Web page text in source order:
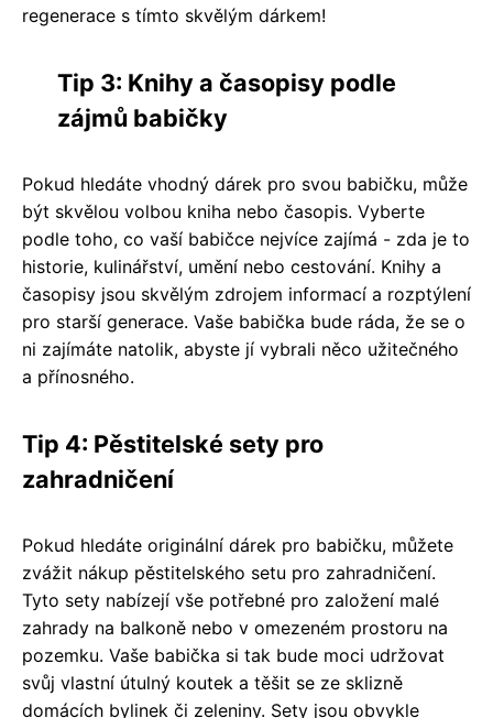
regenerace s tímto skvělým dárkem!
Tip 3: Knihy a časopisy podle
zájmů babičky
Pokud hledáte vhodný dárek pro svou babičku, může
být skvělou volbou kniha nebo časopis. Vyberte
podle toho, co vaší babičce nejvíce zajímá - zda je to
historie, kulinářství, umění nebo cestování. Knihy a
časopisy jsou skvělým zdrojem informací a rozptýlení
pro starší generace. Vaše babička bude ráda, že se o
ni zajímáte natolik, abyste jí vybrali něco užitečného
a přínosného.
Tip 4: Pěstitelské sety pro
zahradničení
Pokud hledáte originální dárek pro babičku, můžete
zvážit nákup pěstitelského setu pro zahradničení.
Tyto sety nabízejí vše potřebné pro založení malé
zahrady na balkoně nebo v omezeném prostoru na
pozemku. Vaše babička si tak bude moci udržovat
svůj vlastní útulný koutek a těšit se ze sklizně
domácích bylinek či zeleniny. Sety jsou obvykle